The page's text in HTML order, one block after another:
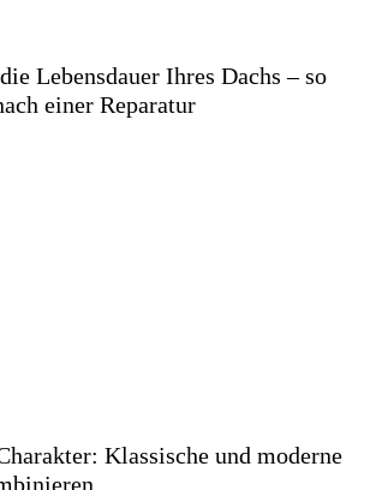
Lebensdauer Ihres Dachs – so
einer Reparatur
Klassische und moderne